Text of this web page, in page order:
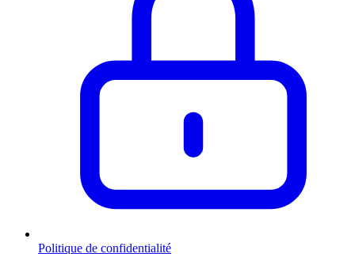
Politique de confidentialité